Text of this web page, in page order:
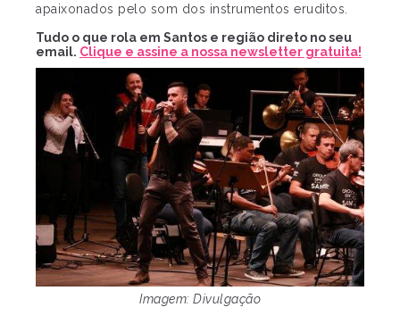
apaixonados pelo som dos instrumentos eruditos.
Tudo o que rola em Santos e região direto no seu
email. Clique e assine a nossa newsletter gratuita!
Imagem: Divulgação